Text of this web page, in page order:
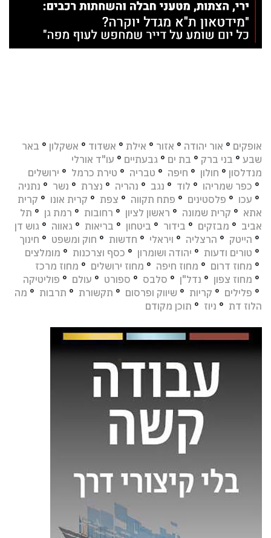
אופקים ° אור יהודה ° אזור ° אילת ° אשדוד ° אשקלון ° באר
שבע ° בני ברק ° בת ים ° גבעתיים ° עו"ד אורלי
מנדלסון ° חולון ° חיפה ° טבריה ° טירת כרמל ° ירושלים
° כפר שמריהו ° לוד ° נגב ° נהריה ° נצרת ° נשר ° נתניה
° עכו ° פלסטינים ° פתח תקווה ° צפת ° קרית אונו ° קרית
אתא ° קרית שמונה ° ראשון לציון ° רחובות ° רמת גן ° תל
אביב ° מבזקים ° בידור ° ביטחון ° בריאות ° גאווה ° גוש דן
° הייטק ° הרצליה ° ויראלי ° חדשות ° חוק ומשפט ° חינוך
° טורים ודעות ° יהודה ושומרון ° כסף וצרכנות ° מומלצים
° מחוז דרום ° מחוז חיפה ° מחוז ירושלים ° מחוז מרכז
° מחוז צפון ° נדל"ן ° סלבס ° ספורט ° עולם ° פוליטיקה
° פלילים ° קריות ° שיווק ופרסום ° תקשורת ° תרבות ° מה
הלוז דת ° ניוז ° תוכן מקודם